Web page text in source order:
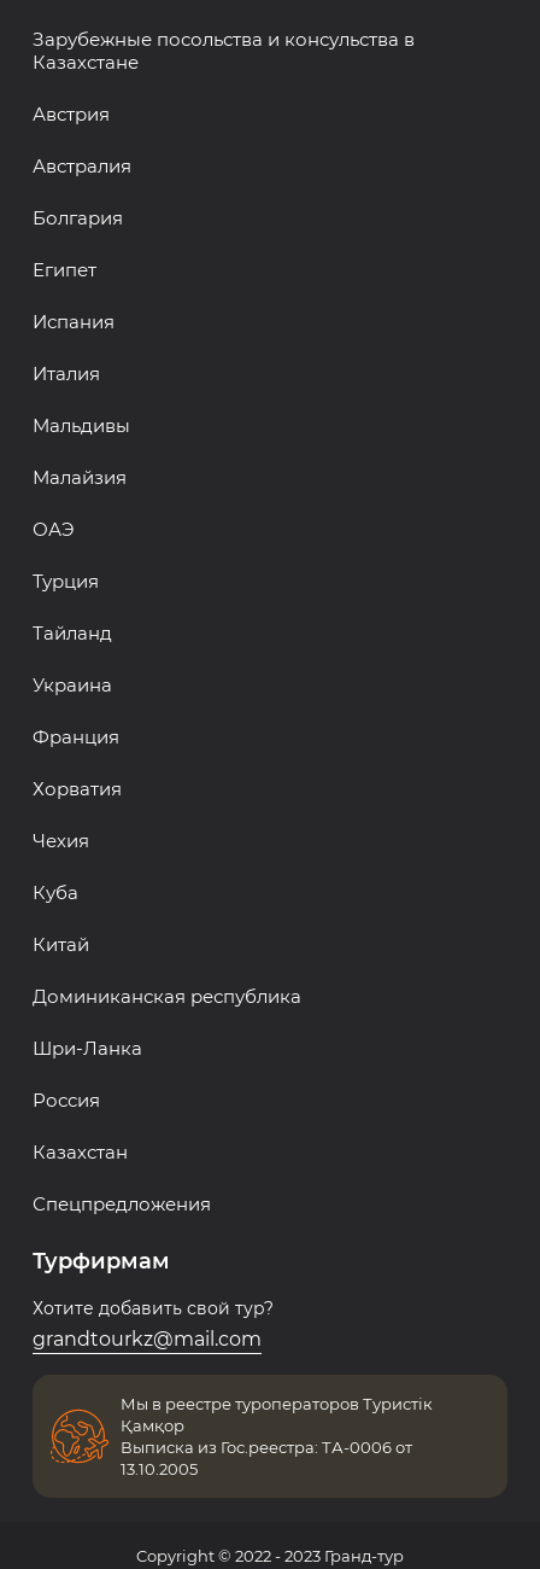
Зарубежные посольства и консульства в
Казахстане
Австрия
Австралия
Болгария
Египет
Испания
Италия
Мальдивы
Малайзия
ОАЭ
Турция
Тайланд
Украина
Франция
Хорватия
Чехия
Куба
Китай
Доминиканская республика
Шри-Ланка
Россия
Казахстан
Спецпредложения
Турфирмам
Хотите добавить свой тур?
grandtourkz@mail.com
Мы в реестре туроператоров Туристік
Қамқор
Выписка из Гос.реестра: ТА-0006 от
13.10.2005
Copyright © 2022 - 2023 Гранд-тур